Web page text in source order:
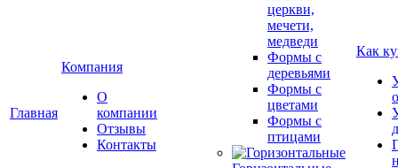
Главная
Компания
О
компании
Отзывы
Контакты
церкви,
мечети,
медведи
Формы с
деревьями
Формы с
цветами
Формы с
птицами
Как